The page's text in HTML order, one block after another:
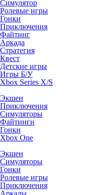
Симулятор
Ролевые игры
Гонки
Приключения
Файтинг
Аркада
Стратегия
Квест
Детские игры
Игры Б/У
Xbox Series X/S
Экшен
Приключения
Симуляторы
Файтинги
Гонки
Xbox One
Экшен
Симуляторы
Гонки
Ролевые игры
Приключения
Аркады